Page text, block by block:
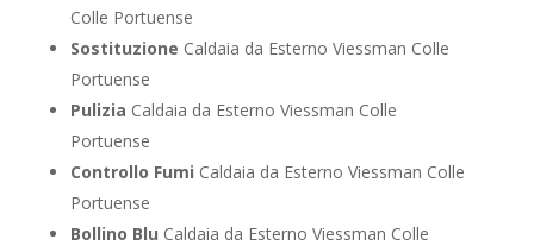
Colle Portuense
Sostituzione Caldaia da Esterno Viessman Colle
Portuense
Pulizia Caldaia da Esterno Viessman Colle
Portuense
Controllo Fumi Caldaia da Esterno Viessman Colle
Portuense
Bollino Blu Caldaia da Esterno Viessman Colle